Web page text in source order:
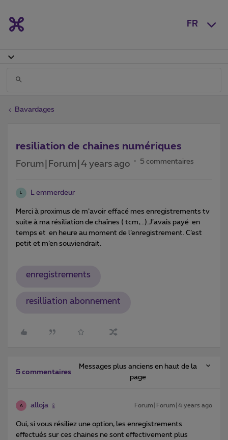
FR
Bavardages
resiliation de chaines numériques
Forum|Forum|4 years ago 5 commentaires
L L emmerdeur
Merci à proximus de m’avoir effacé mes enregistrements tv
suite à ma résiliation de chaînes ( tcm,...).J’avais payé en
temps et en heure au moment de l’enregistrement. C’est
petit et m’en souviendrait.
enregistrements
resilliation abonnement
5 commentaires
Messages plus anciens en haut de la
page
A alloja Forum|Forum|4 years ago
Oui, si vous résiliez une option, les enregistrements
effectués sur ces chaines ne sont effectivement plus